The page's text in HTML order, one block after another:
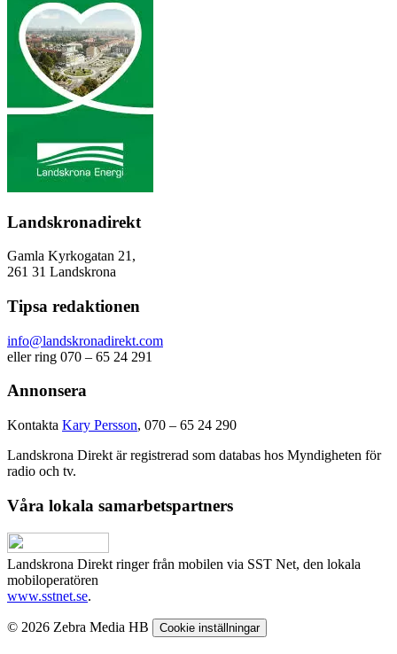
Landskronadirekt
Gamla Kyrkogatan 21,
261 31 Landskrona
Tipsa redaktionen
info@landskronadirekt.com
eller ring 070 – 65 24 291
Annonsera
Kontakta Kary Persson, 070 – 65 24 290
Landskrona Direkt är registrerad som databas hos Myndigheten för
radio och tv.
Våra lokala samarbetspartners
Landskrona Direkt ringer från mobilen via SST Net, den lokala
mobiloperatören
www.sstnet.se.
© 2026 Zebra Media HB Cookie inställningar